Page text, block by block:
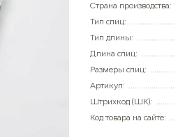
Страна производства:
Тип спиц:
Тип длины:
Длина спиц:
Размеры спиц:
Артикул:
Штрихкод (ШК):
Код товара на сайте: